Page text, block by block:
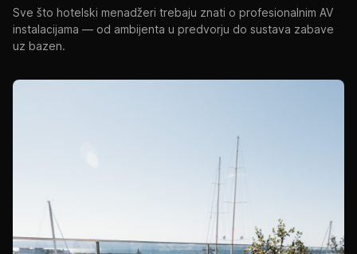
Sve što hotelski menadžeri trebaju znati o profesionalnim AV
instalacijama — od ambijenta u predvorju do sustava zabave
uz bazen.